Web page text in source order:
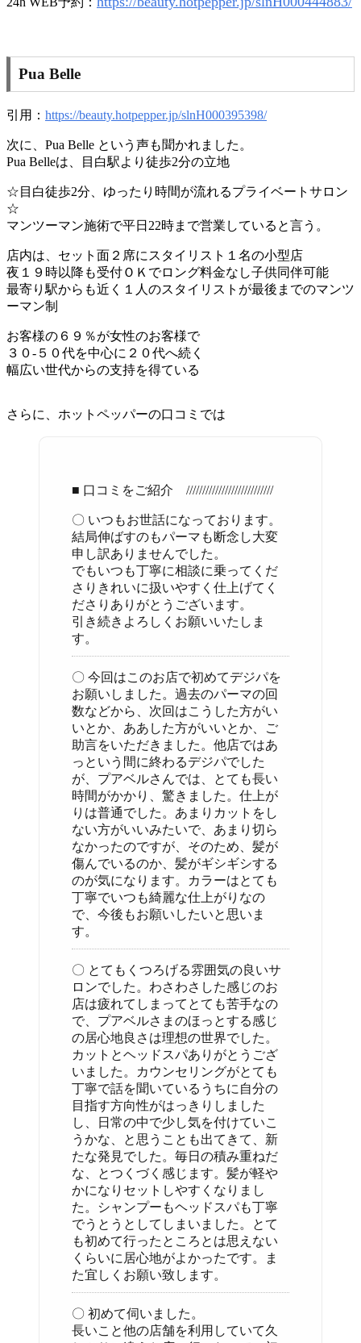
Pua Belle
引用： https://beauty.hotpepper.jp/slnH000395398/
次に、Pua Belle という声も聞かれました。
Pua Belleは、目白駅より徒歩2分の立地
☆目白徒歩2分、ゆったり時間が流れるプライベートサロン
☆
マンツーマン施術で平日22時まで営業していると言う。
店内は、セット面２席にスタイリスト１名の小型店
夜１９時以降も受付ＯＫでロング料金なし子供同伴可能
最寄り駅からも近く１人のスタイリストが最後までのマンツ
ーマン制
お客様の６９％が女性のお客様で
３０-５０代を中心に２０代へ続く
幅広い世代からの支持を得ている
さらに、ホットペッパーの口コミでは
■ 口コミをご紹介 ///////////////////////////
〇 いつもお世話になっております。
結局伸ばすのもパーマも断念し大変
申し訳ありませんでした。
でもいつも丁寧に相談に乗ってくだ
さりきれいに扱いやすく仕上げてく
ださりありがとうございます。
引き続きよろしくお願いいたしま
す。
〇 今回はこのお店で初めてデジパを
お願いしました。過去のパーマの回
数などから、次回はこうした方がい
いとか、ああした方がいいとか、ご
助言をいただきました。他店ではあ
っという間に終わるデジパでした
が、プアベルさんでは、とても長い
時間がかかり、驚きました。仕上が
りは普通でした。あまりカットをし
ない方がいいみたいで、あまり切ら
なかったのですが、そのため、髪が
傷んでいるのか、髪がギシギシする
のが気になります。カラーはとても
丁寧でいつも綺麗な仕上がりなの
で、今後もお願いしたいと思いま
す。
〇 とてもくつろげる雰囲気の良いサ
ロンでした。わさわさした感じのお
店は疲れてしまってとても苦手なの
で、プアベルさまのほっとする感じ
の居心地良さは理想の世界でした。
カットとヘッドスパありがとうござ
いました。カウンセリングがとても
丁寧で話を聞いているうちに自分の
目指す方向性がはっきりしました
し、日常の中で少し気を付けていこ
うかな、と思うことも出てきて、新
たな発見でした。毎日の積み重ねだ
な、とつくづく感じます。髪が軽や
かになりセットしやすくなりまし
た。シャンプーもヘッドスパも丁寧
でうとうとしてしまいました。とて
も初めて行ったところとは思えない
くらいに居心地がよかったです。ま
た宜しくお願い致します。
〇 初めて伺いました。
長いこと他の店舗を利用していて久